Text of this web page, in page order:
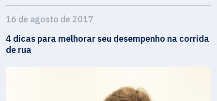
16 de agosto de 2017
4 dicas para melhorar seu desempenho na corrida
de rua